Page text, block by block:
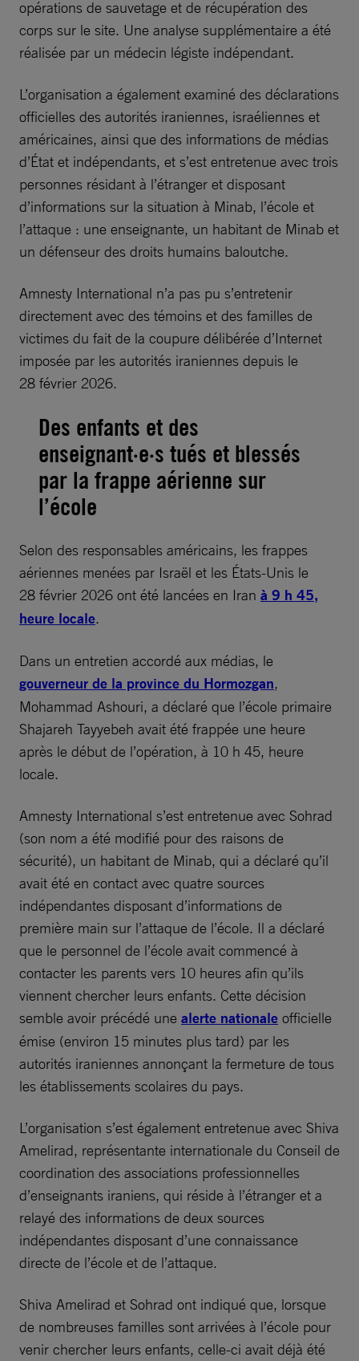
opérations de sauvetage et de récupération des
corps sur le site. Une analyse supplémentaire a été
réalisée par un médecin légiste indépendant.
L’organisation a également examiné des déclarations
officielles des autorités iraniennes, israéliennes et
américaines, ainsi que des informations de médias
d’État et indépendants, et s’est entretenue avec trois
personnes résidant à l’étranger et disposant
d’informations sur la situation à Minab, l’école et
l’attaque : une enseignante, un habitant de Minab et
un défenseur des droits humains baloutche.
Amnesty International n’a pas pu s’entretenir
directement avec des témoins et des familles de
victimes du fait de la coupure délibérée d’Internet
imposée par les autorités iraniennes depuis le
28 février 2026.
Des enfants et des
enseignant·e·s tués et blessés
par la frappe aérienne sur
l’école
Selon des responsables américains, les frappes
aériennes menées par Israël et les États-Unis le
28 février 2026 ont été lancées en Iran à 9 h 45,
heure locale.
Dans un entretien accordé aux médias, le
gouverneur de la province du Hormozgan,
Mohammad Ashouri, a déclaré que l’école primaire
Shajareh Tayyebeh avait été frappée une heure
après le début de l’opération, à 10 h 45, heure
locale.
Amnesty International s’est entretenue avec Sohrad
(son nom a été modifié pour des raisons de
sécurité), un habitant de Minab, qui a déclaré qu’il
avait été en contact avec quatre sources
indépendantes disposant d’informations de
première main sur l’attaque de l’école. Il a déclaré
que le personnel de l’école avait commencé à
contacter les parents vers 10 heures afin qu’ils
viennent chercher leurs enfants. Cette décision
semble avoir précédé une alerte nationale officielle
émise (environ 15 minutes plus tard) par les
autorités iraniennes annonçant la fermeture de tous
les établissements scolaires du pays.
L’organisation s’est également entretenue avec Shiva
Amelirad, représentante internationale du Conseil de
coordination des associations professionnelles
d’enseignants iraniens, qui réside à l’étranger et a
relayé des informations de deux sources
indépendantes disposant d’une connaissance
directe de l’école et de l’attaque.
Shiva Amelirad et Sohrad ont indiqué que, lorsque
de nombreuses familles sont arrivées à l’école pour
venir chercher leurs enfants, celle-ci avait déjà été